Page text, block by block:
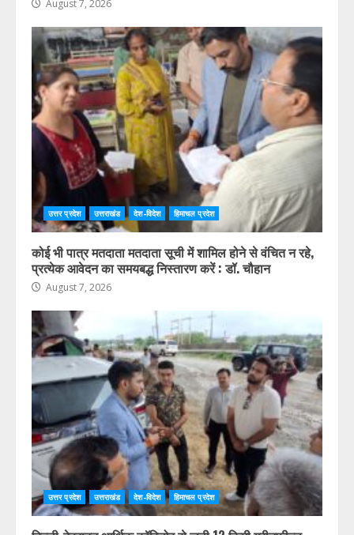
August 7, 2026
उत्तर प्रदेश उत्तराखंड देश-विदेश हिमाचल प्रदेश
कोई भी पात्र मतदाता मतदाता सूची में शामिल होने से वंचित न रहे,
प्रत्येक आवेदन का समयबद्ध निस्तारण करें : डॉ. चौहान
August 7, 2026
उत्तर प्रदेश उत्तराखंड देश-विदेश हिमाचल प्रदेश